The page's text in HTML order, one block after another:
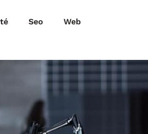
Seo Web